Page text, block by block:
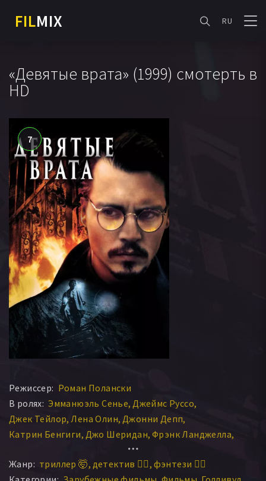
FILMIX RU
«Девятые врата» (1999) смотерть в
HD
7
Режиссер: Роман Полански
В ролях: Эмманюэль Сенье Джеймс Руссо
Джек Тейлор Лена Олин Джонни Депп
Катрин Бенгиги Джо Шеридан Фрэнк Ланджелла
Хосе Лопес Родеро
Уилли Холт Аллен Гарфилд Жак Дакмин
Жак Коллар
Жанр: триллер 🤯 детектив 🕵️‍♂️ фэнтези 🧝‍♂️